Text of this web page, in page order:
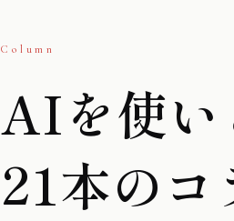
Column
AIを使い
21本のコ